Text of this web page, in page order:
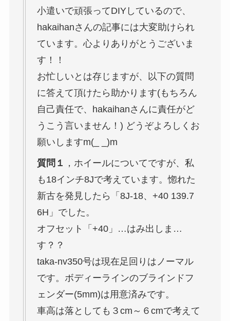
小遣いで頑張ってDIYしているので、
hakaihanさんの記事には大変助けられ
ています。心よりありがとうございま
す！！
お忙しいとは存じますが、以下の質問
に答えて頂けたら助かります(もちろん
自己責任で、hakaihanさんに責任がど
うこう言いません！) どうぞよろしくお
願いしますm(_ _)m
質問１ ，ホイールについてですが、私
も18インチ8Jで考えています。惚れた
新古を発見したら「8J-18、+40 139.7
6H」でした。
オフセット「+40」…はみ出しま…
す？？
taka-nv350号は現在足回りはノーマル
です。ボディーラインのブラインドフ
ェンダー(5mm)は用意済みです。
車高は落としても３cm～６cmで考えて